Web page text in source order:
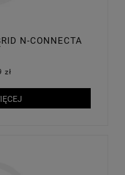
N-CONNECTA
zł